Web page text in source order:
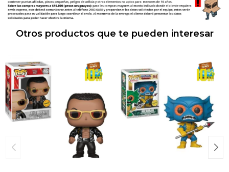
Otros productos que te pueden interesar